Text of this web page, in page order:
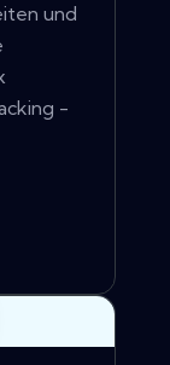
und
-